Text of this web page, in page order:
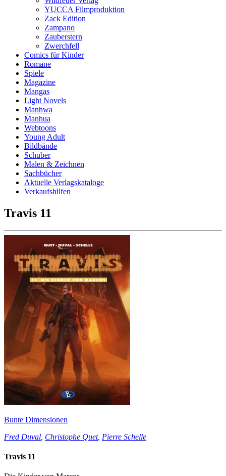
YUCCA Filmproduktion
Zack Edition
Zampano
Zauberstern
Zwerchfell
Comics für Kinder
Romane
Spiele
Magazine
Mangas
Light Novels
Manhwa
Manhua
Webtoons
Young Adult
Bildbände
Schuber
Malen & Zeichnen
Sachbücher
Aktuelle Verlagskataloge
Verkaufshilfen
Travis 11
Bunte Dimensionen
Fred Duval Christophe Quet, Pierre Schelle
Travis 11